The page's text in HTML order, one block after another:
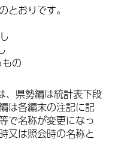
とおりです。
の
、県勢編は統計表下段
は各編末の注記に記
で名称が変更になっ
又は照会時の名称と